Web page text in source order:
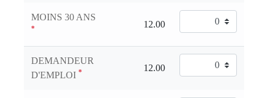
MOINS 30 ANS
*
DEMANDEUR
D'EMPLOI *